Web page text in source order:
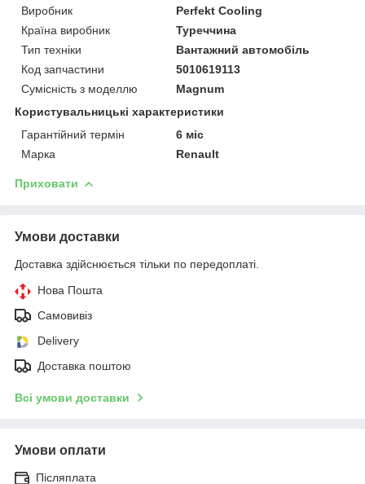
Виробник
Perfekt Cooling
Країна виробник
Туреччина
Тип техніки
Вантажний автомобіль
Код запчастини
5010619113
Сумісність з моделлю
Magnum
Користувальницькі характеристики
Гарантійний термін
6 міс
Марка
Renault
Приховати
Умови доставки
Доставка здійснюється тільки по передоплаті.
Нова Пошта
Самовивіз
Delivery
Доставка поштою
Всі умови доставки
Умови оплати
Післяплата